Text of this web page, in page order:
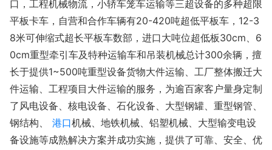
口，工程机械物流，小轿车笼车运输等三超设备的多种超限
平板卡车，自营和合作车辆有20-420吨超低平板车，12-3
8米可伸缩式超长平板车数部，进口大吨位超低板30cm、6
0cm重型牵引车及特种运输车和吊装机械总计300余辆，擅
长于提供1~500吨重型设备货物大件运输、工厂整体搬迁大
件运输、工程项目大件运输的服务，为逾百家客户量身定制
了风电设备、核电设备、石化设备、大型钢罐、重型钢管、
钢结构、
港口机械、地铁机械、铝塑机械、大型输变电设
备设施等成熟解决方案并成功实施，提供了可靠、安全、优